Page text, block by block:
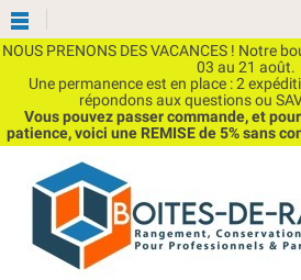
NOUS PRENONS DES VACANCES ! Notre
03 au 21 août.
Une permanence est en place : 2
répondons aux questions ou
Vous pouvez passer commande, et
patience, voici une REMISE de 5% sans